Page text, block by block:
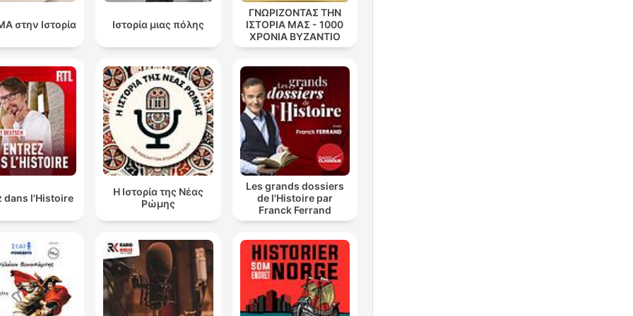
d'azzardo, perché se mi va bene, in guerra catturo uno
ricco e poi gli faccio pagare il riscatto, mi sistemo per
rappresentare una scommessa finanziaria estremamente
redditizia per l'aristocrazia.
Già nel Medioevo ridiventa vero quello che è stato vero
in tutte le altre epoche, cioè che il denaro è il nerbo
della guerra.
00:51:52 · Questa frase sottolinea come la capacità finanziaria
fosse fondamentale per sostenere i conflitti e pagare i soldati.
Il cavaliere senza macchia e senza paura è
un'invenzione moderna, è un'invenzione del tardo
rinascimento.
00:58:23 · L'autore smentisce il mito romantico del cavaliere
στην Ιστορία Ιστορία μιας πόλης
ΓΝΩΡΙΖΟΝΤΑΣ ΤΗΝ
ΙΣΤΟΡΙΑ ΜΑΣ - 1000
ΧΡΟΝΙΑ ΒΥΖΑΝΤΙΟ
dans l'Histoire
Η Ιστορία της Νέας
Ρώμης
Les grands dossiers
de l'Histoire par
Franck Ferrand